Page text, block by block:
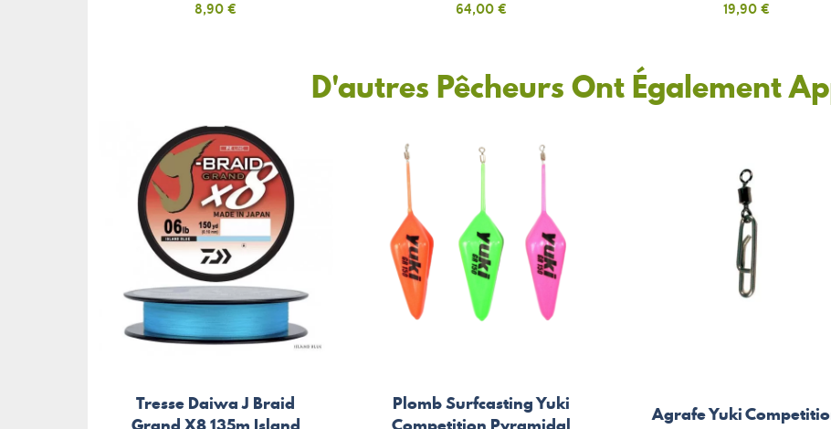
Prix
8,90 €
Prix
64,00 €
Prix
19,90 €
D'autres Pêcheurs Ont Également
Tresse Daiwa J Braid
Grand X8 135m Island
Plomb Surfcasting Yuki
Competition Pyramidal
Agrafe Yuki